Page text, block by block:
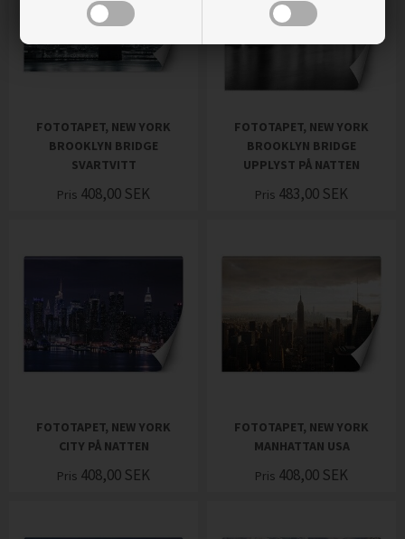
FOTOTAPET, NEW YORK
BROOKLYN BRIDGE
SVARTVITT
Pris 408,00 SEK
FOTOTAPET, NEW YORK
BROOKLYN BRIDGE
UPPLYST PÅ NATTEN
Pris 483,00 SEK
FOTOTAPET, NEW YORK
CITY PÅ NATTEN
Pris 408,00 SEK
FOTOTAPET, NEW YORK
MANHATTAN USA
Pris 408,00 SEK